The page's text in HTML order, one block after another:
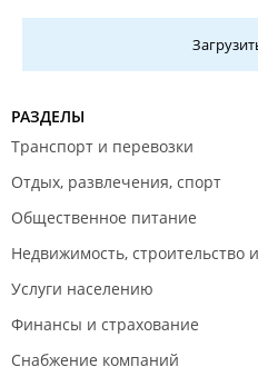
истеричку станет меньше
владельцем автомобиля,
параллельному импорту ,
я бесконечно благодарна
встречу с Александром на
отработал кармический
клиента 😂. Вежливый,
БОЛЬШОЕ СПАСИБО !
Данная компания
выкупила и растаможила
перевозчика ( машина
срок), передала
РАЗДЕЛЫ
Транспорт и перевозки
Отдых, развлечения, спорт
Общественное питание
Недвижимость, строительство
Услуги населению
Финансы и страхование
Снабжение компаний